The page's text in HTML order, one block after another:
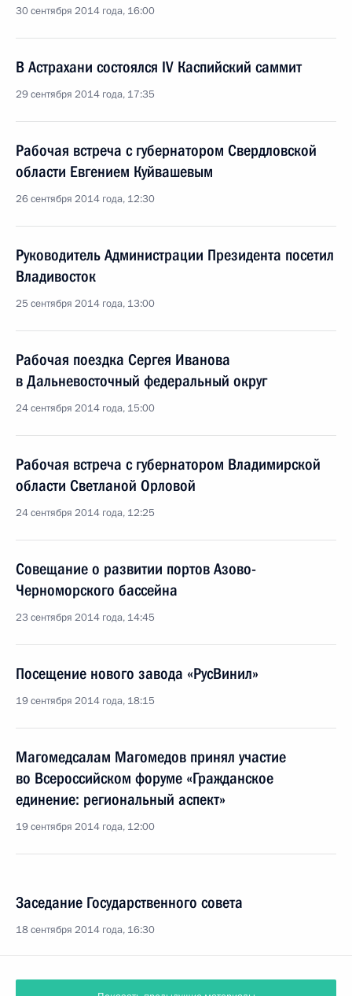
30 сентября 2014 года, 16:00
В Астрахани состоялся IV Каспийский саммит
29 сентября 2014 года, 17:35
Рабочая встреча с губернатором Свердловской
области Евгением Куйвашевым
26 сентября 2014 года, 12:30
Руководитель Администрации Президента посетил
Владивосток
25 сентября 2014 года, 13:00
Рабочая поездка Сергея Иванова
в Дальневосточный федеральный округ
24 сентября 2014 года, 15:00
Рабочая встреча с губернатором Владимирской
области Светланой Орловой
24 сентября 2014 года, 12:25
Совещание о развитии портов Азово-
Черноморского бассейна
23 сентября 2014 года, 14:45
Посещение нового завода «РусВинил»
19 сентября 2014 года, 18:15
Магомедсалам Магомедов принял участие
во Всероссийском форуме «Гражданское
единение: региональный аспект»
19 сентября 2014 года, 12:00
Заседание Государственного совета
18 сентября 2014 года, 16:30